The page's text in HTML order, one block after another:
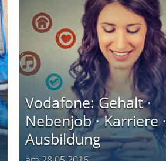
Vodafone: Gehalt ·
Nebenjob · Karriere ·
Ausbildung